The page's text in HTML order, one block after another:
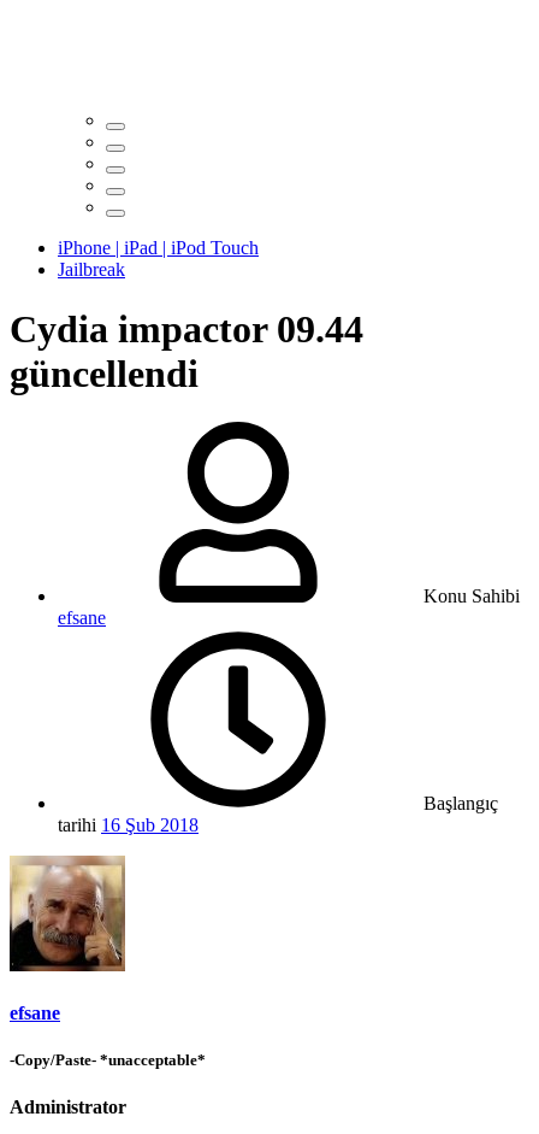
iPhone | iPad | iPod Touch
Jailbreak
Cydia impactor 09.44
güncellendi
Konu Sahibi
efsane
Başlangıç
tarihi 16 Şub 2018
efsane
-Copy/Paste- *unacceptable*
Administrator